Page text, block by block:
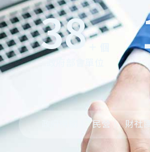
38
民營｜ 財社